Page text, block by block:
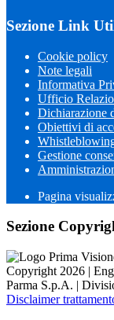
Sezione Link
Cookie policy
Note legali
Informativa
Ufficio
Dichiarazione
Obiettivi di
Gestione
Pagina
Sezione
Copyright 2026 |
Parma S.p.A. |
Disclaimer